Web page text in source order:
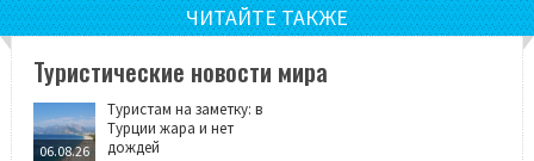
ЧИТАЙТЕ ТАКЖЕ
Туристические новости мира
06.08.26
Туристам на заметку: в
Турции жара и нет
дождей